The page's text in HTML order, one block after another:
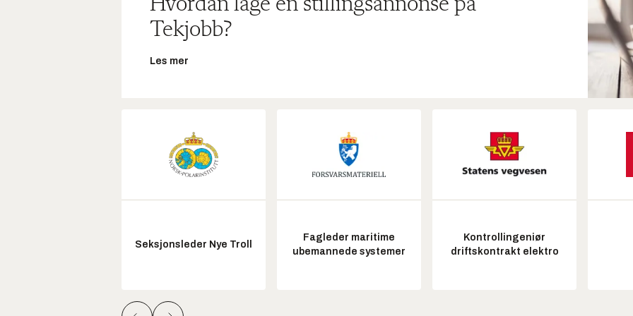
Hvordan lage en stillingsannonse på
Tekjobb?
Les mer
Seksjonsleder Nye Troll
Fagleder maritime
ubemannede systemer
Kontrollingeniør
driftskontrakt elektro